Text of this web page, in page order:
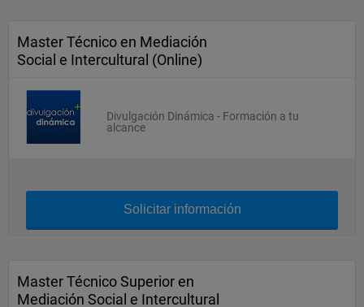
Master Técnico en Mediación
Social e Intercultural (Online)
Divulgación Dinámica - Formación a tu
alcance
Solicitar información
Master Técnico Superior en
Mediación Social e Intercultural